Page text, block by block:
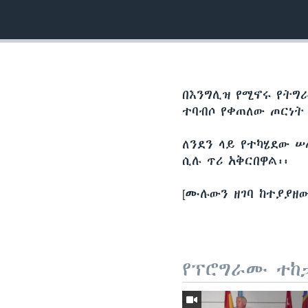
በእንግሊዝ የሚኖሩ
ተባብሶ የቀጠለው ጦርነት
ለንደን ላይ የተካሄደው
ሲሉ ጥሪ አቅርበዋል፡፡
[ሙሉውን ዘገባ
የፕሮግራሙ